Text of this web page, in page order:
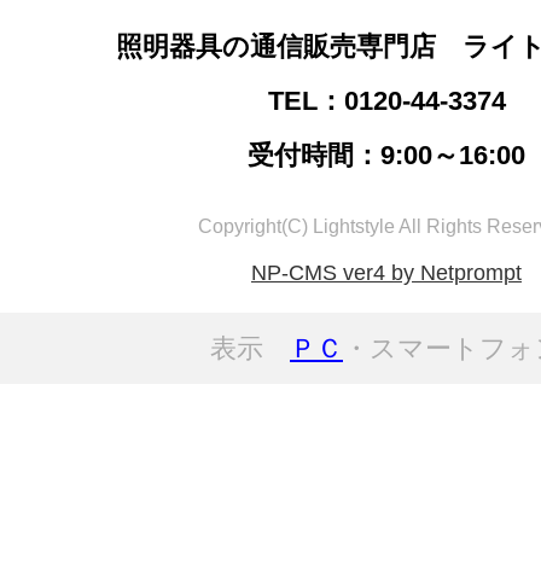
照明器具の通信販売専門店 ライ
TEL：0120-44-3374
受付時間：9:00～16:00
Copyright(C) Lightstyle All Rights
NP-CMS ver4 by Netprompt
表示 ＰＣ ・スマートフ